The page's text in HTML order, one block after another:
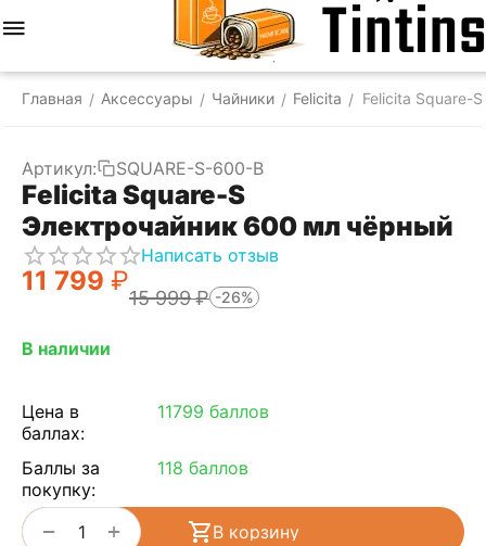
Главная / Аксессуары / Чайники / Felicita / Felicita Square-
Артикул: SQUARE-S-600-B
Felicita Square-S
Электрочайник 600 мл чёрный
Написать отзыв
11 799 ₽
15 999₽ -26%
В наличии
Цена в
баллах:
11799 баллов
Баллы за
покупку:
118 баллов
+
−
В корзину
Корзина Отложенные
товары
Аккаунт